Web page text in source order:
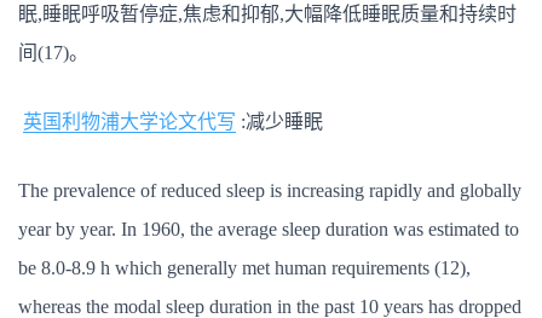
眠,睡眠呼吸暂停症,焦虑和抑郁,大幅降低睡眠质量和持续时
间(17)。
英国利物浦大学论文代写 :减少睡眠
The prevalence of reduced sleep is increasing rapidly and globally
year by year. In 1960, the average sleep duration was estimated to
be 8.0-8.9 h which generally met human requirements (12),
whereas the modal sleep duration in the past 10 years has dropped